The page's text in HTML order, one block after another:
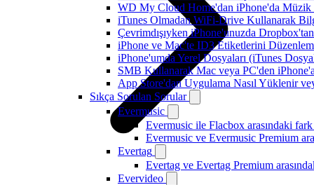
WD My Cloud Home'dan iPhone'da Müzik
iTunes Olmadan WiFi-Drive Kullanarak
Çevrimdışıyken iPhone'unuzda
iPhone ve Mac'te ID3 Etiketlerini
iPhone'umda Yerel Dosyaları (iTunes
SMB Kullanarak Mac veya PC'den
App Store'dan Uygulama Nasıl Yüklenir
Sıkça Sorulan Sorular
Evermusic
Evermusic ile Flacbox arasındaki
Evermusic ve Evermusic Premium
Evertag
Evertag ve Evertag Premium
Evervideo